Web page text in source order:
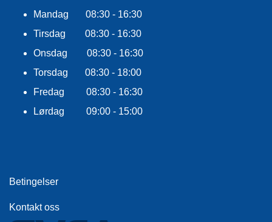
Mandag 08:30 - 16:30
Tirsdag 08:30 - 16:30
Onsdag 08:30 - 16:30
Torsdag 08:30 - 18:00
Fredag 08:30 - 16:30
Lørdag 09:00 - 15:00
Betingelser
Kontakt oss